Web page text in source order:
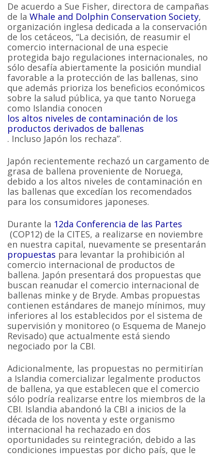
De acuerdo a Sue Fisher, directora de campañas
de laWhale and Dolphin Conservation Society,
organización inglesa dedicada a la conservación
de los cetáceos, “La decisión, de reasumir el
comercio internacional de una especie
protegida bajo regulaciones internacionales, no
sólo desafía abiertamente la posición mundial
favorable a la protección de las ballenas, sino
que además prioriza los beneficios económicos
sobre la salud pública, ya que tanto Noruega
como Islandia conocen
los altos niveles de contaminación de los
productos derivados de ballenas
. Incluso Japón los rechaza”.
Japón recientemente rechazó un cargamento de
grasa de ballena proveniente de Noruega,
debido a los altos niveles de contaminación en
las ballenas que excedían los recomendados
para los consumidores japoneses.
Durante la 12da Conferencia de las Partes
(COP12) de la CITES, a realizarse en noviembre
en nuestra capital, nuevamente se presentarán
propuestas para levantar la prohibición al
comercio internacional de productos de
ballena. Japón presentará dos propuestas que
buscan reanudar el comercio internacional de
ballenas minke y de Bryde. Ambas propuestas
contienen estándares de manejo mínimos, muy
inferiores al los establecidos por el sistema de
supervisión y monitoreo (o Esquema de Manejo
Revisado) que actualmente está siendo
negociado por la CBI.
Adicionalmente, las propuestas no permitirían
a Islandia comercializar legalmente productos
de ballena, ya que establecen que el comercio
sólo podría realizarse entre los miembros de la
CBI. Islandia abandonó la CBI a inicios de la
década de los noventa y este organismo
internacional ha rechazado en dos
oportunidades su reintegración, debido a las
condiciones impuestas por dicho país, que le